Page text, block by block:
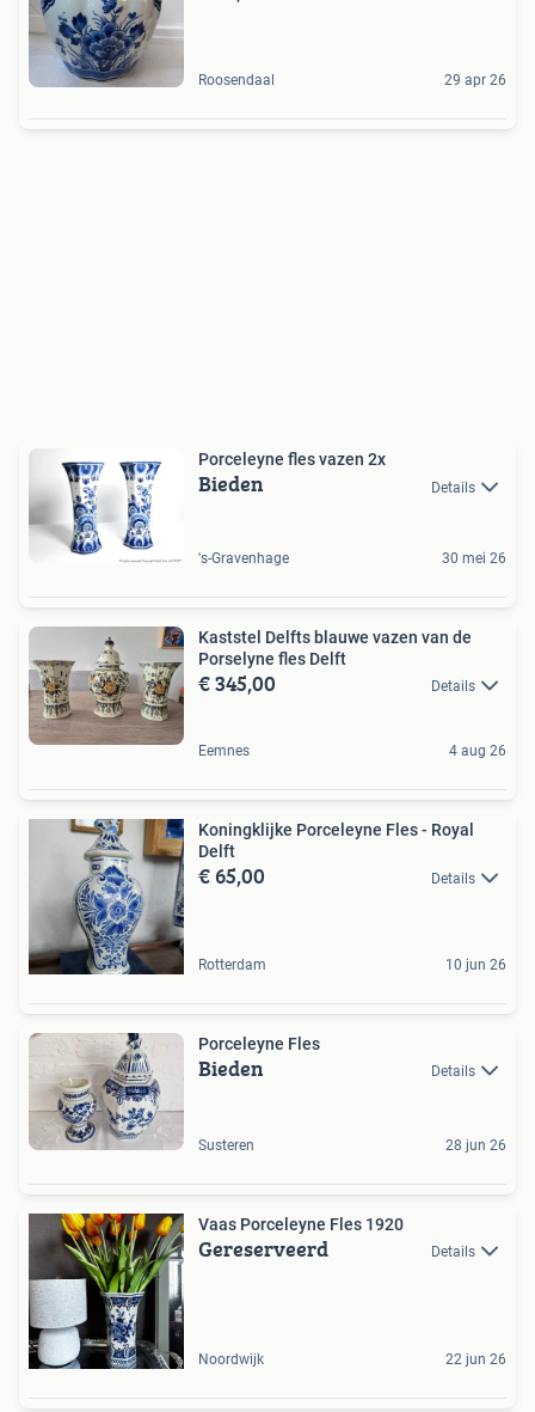
Roosendaal 29 apr 26
Porceleyne fles vazen 2x
Bieden Details
's-Gravenhage 30 mei 26
Kaststel Delfts blauwe vazen van de
Porselyne fles Delft
€ 345,00 Details
Eemnes 4 aug 26
Koningklijke Porceleyne Fles - Royal
Delft
€ 65,00 Details
Rotterdam 10 jun 26
Porceleyne Fles
Bieden Details
Susteren 28 jun 26
Vaas Porceleyne Fles 1920
Gereserveerd Details
Noordwijk 22 jun 26